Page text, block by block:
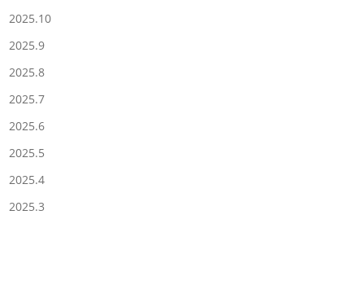
2025.10
2025.9
2025.8
2025.7
2025.6
2025.5
2025.4
2025.3